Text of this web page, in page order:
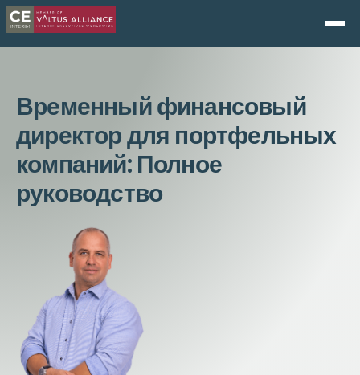
Временный финансовый
директор для портфельных
компаний: Полное
руководство